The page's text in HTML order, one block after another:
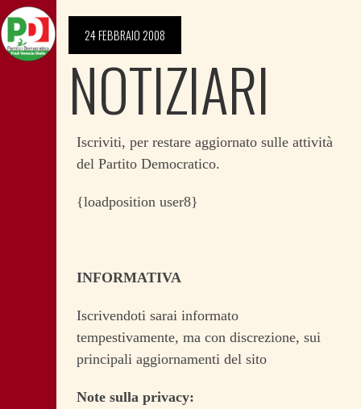
24 FEBBRAIO 2008
NOTIZIARI
Iscriviti, per restare aggiornato sulle attività
del Partito Democratico.
{loadposition user8}
INFORMATIVA
Iscrivendoti sarai informato
tempestivamente, ma con discrezione, sui
principali aggiornamenti del sito
Note sulla privacy: